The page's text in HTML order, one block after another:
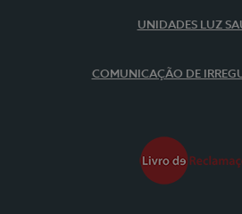
UNIDADES LUZ
COMUNICAÇÃO DE